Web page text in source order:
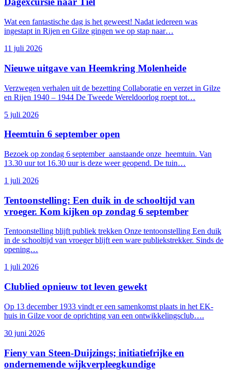
Canon
Wat een fantastische dag is het geweest! Nadat iedereen was
ingestapt in Rijen en Gilze gingen we op stap naar…
11 juli 2026
Nieuwe uitgave van Heemkring Molenheide
Verzwegen verhalen uit de bezetting Collaboratie en verzet in Gilze
en Rijen 1940 – 1944 De Tweede Wereldoorlog roept tot…
5 juli 2026
Heemtuin 6 september open
Bezoek op zondag 6 september aanstaande onze heemtuin. Van
13.30 uur tot 16.30 uur is deze weer geopend. De tuin…
1 juli 2026
Tentoonstelling: Een duik in de schooltijd van
vroeger. Kom kijken op zondag 6 september
Tentoonstelling blijft publiek trekken Onze tentoonstelling Een duik
in de schooltijd van vroeger blijft een ware publiekstrekker. Sinds de
opening…
1 juli 2026
Clublied opnieuw tot leven gewekt
Op 13 december 1933 vindt er een samenkomst plaats in het EK-
huis in Gilze voor de oprichting van een ontwikkelingsclub….
30 juni 2026
Fieny van Steen-Duijzings; initiatiefrijke en
ondernemende wijkverpleegkundige